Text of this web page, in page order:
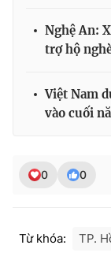
® Cấm sao chép
thuận bằng văn
Nghệ An:
trợ hộ
Việt Nam
vào cuối
0 0
Từ khóa: TP.